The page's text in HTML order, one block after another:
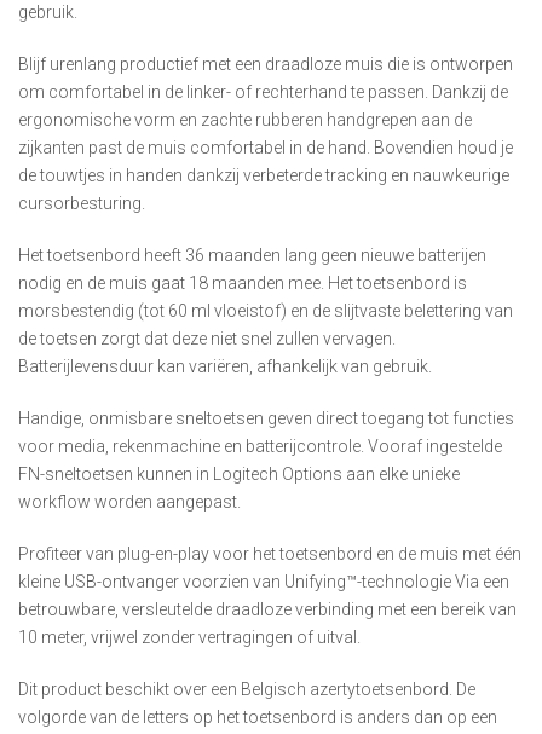
gebruik.
Blijf urenlang productief met een draadloze muis die is ontworpen
om comfortabel in de linker- of rechterhand te passen. Dankzij de
ergonomische vorm en zachte rubberen handgrepen aan de
zijkanten past de muis comfortabel in de hand. Bovendien houd je
de touwtjes in handen dankzij verbeterde tracking en nauwkeurige
cursorbesturing.
Het toetsenbord heeft 36 maanden lang geen nieuwe batterijen
nodig en de muis gaat 18 maanden mee. Het toetsenbord is
morsbestendig (tot 60 ml vloeistof) en de slijtvaste belettering van
de toetsen zorgt dat deze niet snel zullen vervagen.
Batterijlevensduur kan variëren, afhankelijk van gebruik.
Handige, onmisbare sneltoetsen geven direct toegang tot functies
voor media, rekenmachine en batterijcontrole. Vooraf ingestelde
FN-sneltoetsen kunnen in Logitech Options aan elke unieke
workflow worden aangepast.
Profiteer van plug-en-play voor het toetsenbord en de muis met één
kleine USB-ontvanger voorzien van Unifying™-technologie Via een
betrouwbare, versleutelde draadloze verbinding met een bereik van
10 meter, vrijwel zonder vertragingen of uitval.
Dit product beschikt over een Belgisch azertytoetsenbord. De
volgorde van de letters op het toetsenbord is anders dan op een